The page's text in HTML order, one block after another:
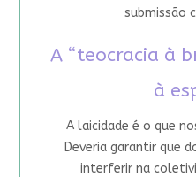
submissão
A “teocracia à
à
A laicidade é o que
Deveria garantir que
interferir na